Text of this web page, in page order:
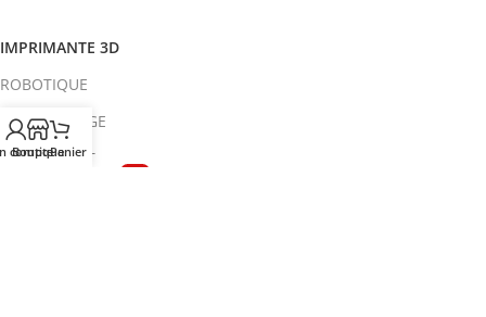
IMPRIMANTE 3D
ROBOTIQUE
PROTOTYPAGE
COMPOSANT
HOT
compte
BoutiquePanier